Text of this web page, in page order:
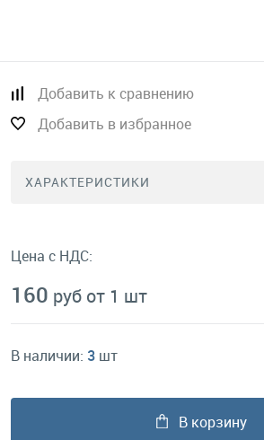
Добавить к сравнению
Добавить в избранное
ХАРАКТЕРИСТИКИ
Цена с НДС:
160 руб от 1 шт
В наличии: 3 шт
В корзину